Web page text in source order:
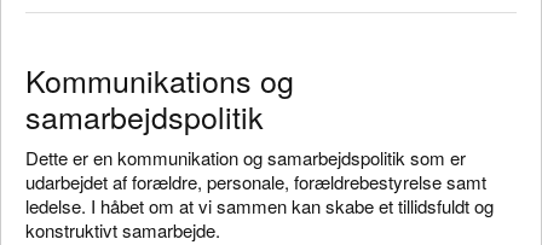
Kommunikations og
samarbejdspolitik
Dette er en kommunikation og samarbejdspolitik som er
udarbejdet af forældre, personale, forældrebestyrelse samt
ledelse. I håbet om at vi sammen kan skabe et tillidsfuldt og
konstruktivt samarbejde.